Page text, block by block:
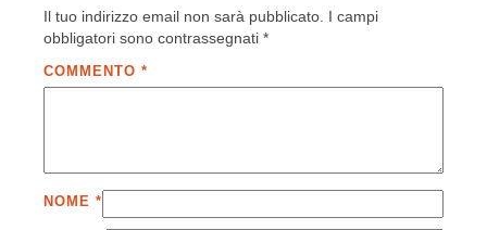
Il tuo indirizzo email non sarà pubblicato. I campi
obbligatori sono contrassegnati *
COMMENTO *
NOME *